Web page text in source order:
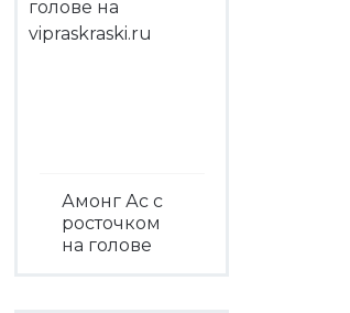
Амонг Ас с
росточком
на голове